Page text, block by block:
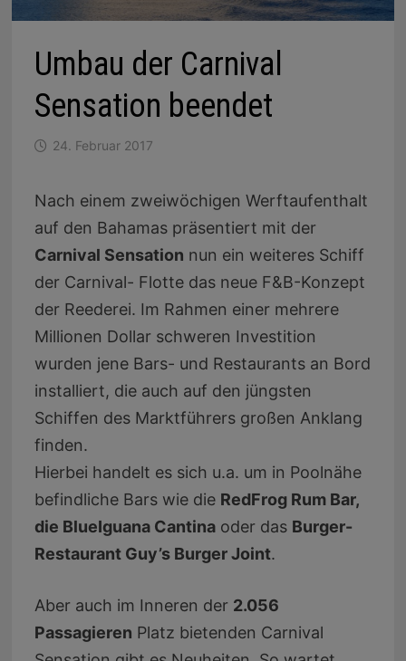
Umbau der Carnival
Sensation beendet
24. Februar 2017
Nach einem zweiwöchigen Werftaufenthalt
auf den Bahamas präsentiert mit der
Carnival Sensation nun ein weiteres Schiff
der Carnival- Flotte das neue F&B-Konzept
der Reederei. Im Rahmen einer mehrere
Millionen Dollar schweren Investition
wurden jene Bars- und Restaurants an Bord
installiert, die auch auf den jüngsten
Schiffen des Marktführers großen Anklang
finden.
Hierbei handelt es sich u.a. um in Poolnähe
befindliche Bars wie die RedFrog Rum Bar,
die BlueIguana Cantinaoder das Burger-
Restaurant Guy’s Burger Joint.
Aber auch im Inneren der 2.056
Passagieren Platz bietenden Carnival